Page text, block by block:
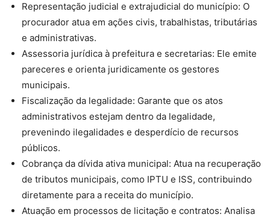
Representação judicial e extrajudicial do município: O
procurador atua em ações civis, trabalhistas, tributárias
e administrativas.
Assessoria jurídica à prefeitura e secretarias: Ele emite
pareceres e orienta juridicamente os gestores
municipais.
Fiscalização da legalidade: Garante que os atos
administrativos estejam dentro da legalidade,
prevenindo ilegalidades e desperdício de recursos
públicos.
Cobrança da dívida ativa municipal: Atua na recuperação
de tributos municipais, como IPTU e ISS, contribuindo
diretamente para a receita do município.
Atuação em processos de licitação e contratos: Analisa